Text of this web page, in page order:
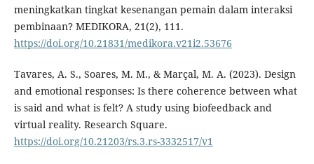
meningkatkan tingkat kesenangan pemain dalam interaksi
pembinaan? MEDIKORA, 21(2), 111.
https://doi.org/10.21831/medikora.v21i2.53676
Tavares, A. S., Soares, M. M., & Marçal, M. A. (2023). Design
and emotional responses: Is there coherence between what
is said and what is felt? A study using biofeedback and
virtual reality. Research Square.
https://doi.org/10.21203/rs.3.rs-3332517/v1